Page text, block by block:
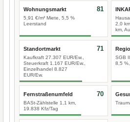
Wohnungsmarkt
5,91 €/m² Miete, 5,5 %
Leerstand
81
2,0
km,
Standortmarkt
Kaufkraft 27.307 EUR/Ew.,
Steuerkraft 1.167 EUR/Ew.,
Einzelhandel 8.827
EUR/Ew.
71
SGB
8,5
Fernstraßenumfeld
BASt-Zählstelle 1,1 km,
19.838 Kfz/Tag
70